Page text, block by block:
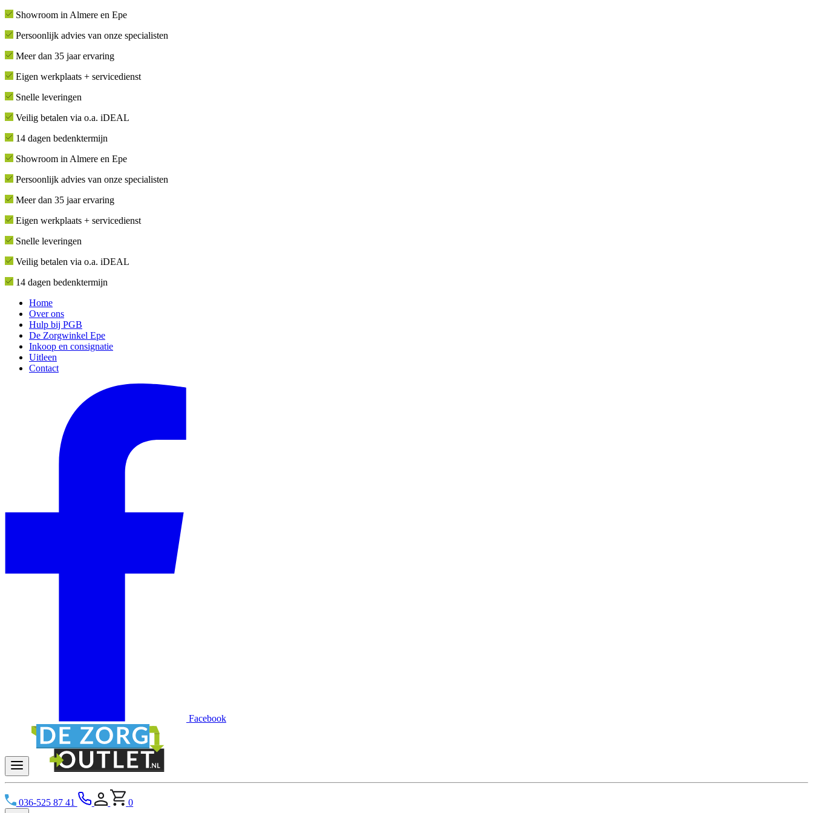
Showroom in Almere en Epe
Persoonlijk advies van onze specialisten
Meer dan 35 jaar ervaring
Eigen werkplaats + servicedienst
Snelle leveringen
Veilig betalen via o.a. iDEAL
14 dagen bedenktermijn
Showroom in Almere en Epe
Persoonlijk advies van onze specialisten
Meer dan 35 jaar ervaring
Eigen werkplaats + servicedienst
Snelle leveringen
Veilig betalen via o.a. iDEAL
14 dagen bedenktermijn
Home
Over ons
Hulp bij PGB
De Zorgwinkel Epe
Inkoop en consignatie
Uitleen
Contact
Facebook
036-525 87 41 0